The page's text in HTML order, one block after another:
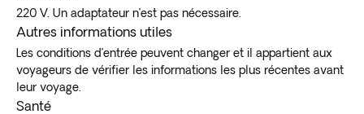
220 V. Un adaptateur n’est pas nécessaire.
Autres informations utiles
Les conditions d’entrée peuvent changer et il appartient aux
voyageurs de vérifier les informations les plus récentes avant
leur voyage.
Santé